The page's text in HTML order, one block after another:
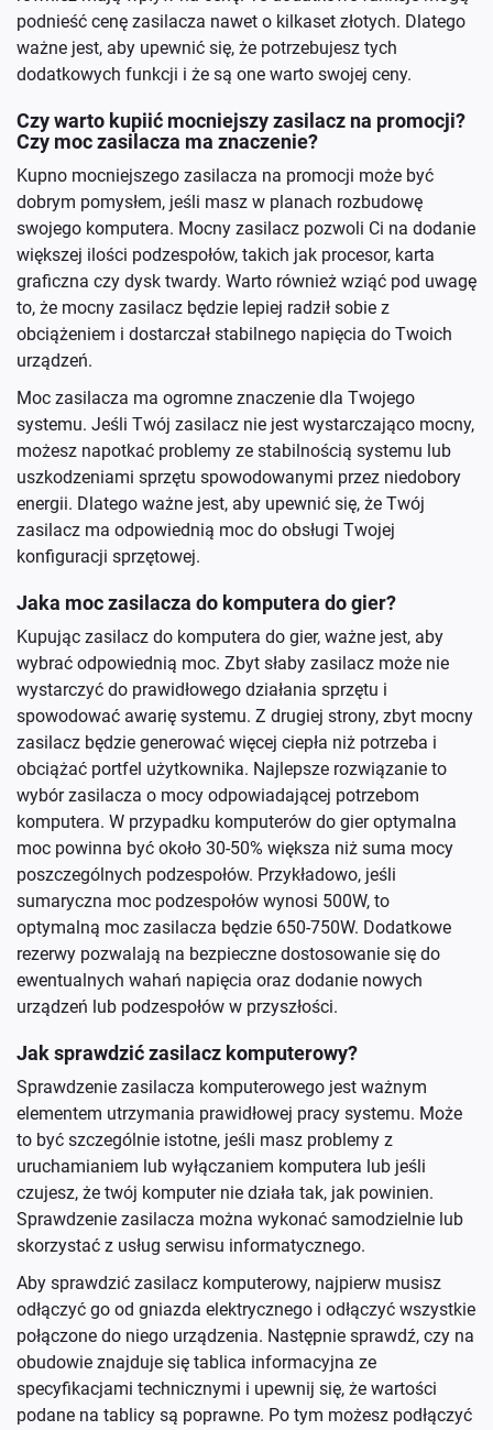
podnieść cenę zasilacza nawet o kilkaset złotych. Dlatego
ważne jest, aby upewnić się, że potrzebujesz tych
dodatkowych funkcji i że są one warto swojej ceny.
Czy warto kupiić mocniejszy zasilacz na promocji?
Czy moc zasilacza ma znaczenie?
Kupno mocniejszego zasilacza na promocji może być
dobrym pomysłem, jeśli masz w planach rozbudowę
swojego komputera. Mocny zasilacz pozwoli Ci na dodanie
większej ilości podzespołów, takich jak procesor, karta
graficzna czy dysk twardy. Warto również wziąć pod uwagę
to, że mocny zasilacz będzie lepiej radził sobie z
obciążeniem i dostarczał stabilnego napięcia do Twoich
urządzeń.
Moc zasilacza ma ogromne znaczenie dla Twojego
systemu. Jeśli Twój zasilacz nie jest wystarczająco mocny,
możesz napotkać problemy ze stabilnością systemu lub
uszkodzeniami sprzętu spowodowanymi przez niedobory
energii. Dlatego ważne jest, aby upewnić się, że Twój
zasilacz ma odpowiednią moc do obsługi Twojej
konfiguracji sprzętowej.
Jaka moc zasilacza do komputera do gier?
Kupując zasilacz do komputera do gier, ważne jest, aby
wybrać odpowiednią moc. Zbyt słaby zasilacz może nie
wystarczyć do prawidłowego działania sprzętu i
spowodować awarię systemu. Z drugiej strony, zbyt mocny
zasilacz będzie generować więcej ciepła niż potrzeba i
obciążać portfel użytkownika. Najlepsze rozwiązanie to
wybór zasilacza o mocy odpowiadającej potrzebom
komputera. W przypadku komputerów do gier optymalna
moc powinna być około 30-50% większa niż suma mocy
poszczególnych podzespołów. Przykładowo, jeśli
sumaryczna moc podzespołów wynosi 500W, to
optymalną moc zasilacza będzie 650-750W. Dodatkowe
rezerwy pozwalają na bezpieczne dostosowanie się do
ewentualnych wahań napięcia oraz dodanie nowych
urządzeń lub podzespołów w przyszłości.
Jak sprawdzić zasilacz komputerowy?
Sprawdzenie zasilacza komputerowego jest ważnym
elementem utrzymania prawidłowej pracy systemu. Może
to być szczególnie istotne, jeśli masz problemy z
uruchamianiem lub wyłączaniem komputera lub jeśli
czujesz, że twój komputer nie działa tak, jak powinien.
Sprawdzenie zasilacza można wykonać samodzielnie lub
skorzystać z usług serwisu informatycznego.
Aby sprawdzić zasilacz komputerowy, najpierw musisz
odłączyć go od gniazda elektrycznego i odłączyć wszystkie
połączone do niego urządzenia. Następnie sprawdź, czy na
obudowie znajduje się tablica informacyjna ze
specyfikacjami technicznymi i upewnij się, że wartości
podane na tablicy są poprawne. Po tym możesz podłączyć